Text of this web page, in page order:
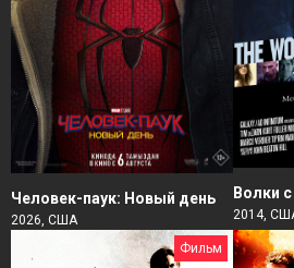
Человек-паук: Новый день
2026, США
Волки
2014,
Фильм